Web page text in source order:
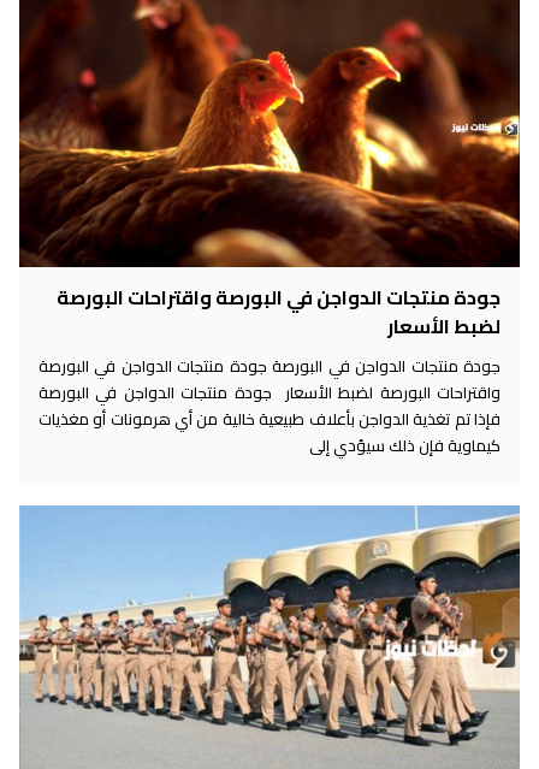
جودة منتجات الدواجن في البورصة واقتراحات البورصة
لضبط الأسعار
جودة منتجات الدواجن في البورصة جودة منتجات الدواجن في البورصة
واقتراحات البورصة لضبط الأسعار جودة منتجات الدواجن في البورصة
فإذا تم تغذية الدواجن بأعلاف طبيعية خالية من أي هرمونات أو مغذيات
كيماوية فإن ذلك سيؤدي إلى